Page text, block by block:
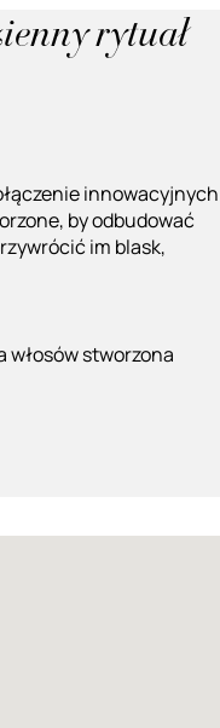
rytuał
innowacyjnych
by odbudować
im blask,
stworzona